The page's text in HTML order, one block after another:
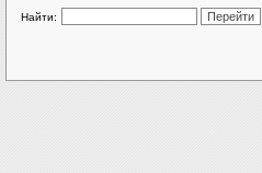
Найти: